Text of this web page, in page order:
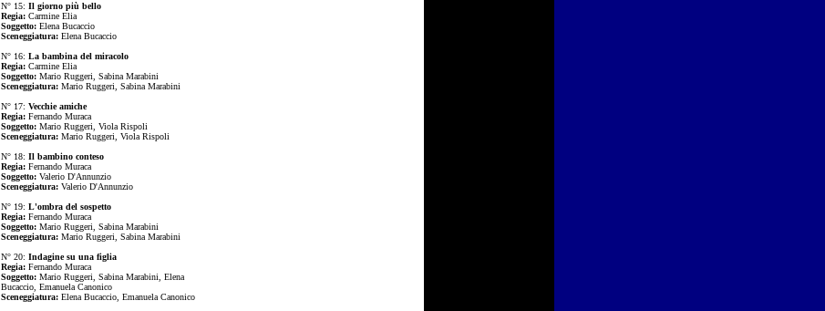
N° 15: Il giorno più bello
Regia: Carmine Elia
Soggetto: Elena Bucaccio
Sceneggiatura: Elena Bucaccio
N° 16: La bambina del miracolo
Regia: Carmine Elia
Soggetto: Mario Ruggeri, Sabina Marabini
Sceneggiatura: Mario Ruggeri, Sabina Marabini
N° 17: Vecchie amiche
Regia: Fernando Muraca
Soggetto: Mario Ruggeri, Viola Rispoli
Sceneggiatura: Mario Ruggeri, Viola Rispoli
N° 18: Il bambino conteso
Regia: Fernando Muraca
Soggetto: Valerio D'Annunzio
Sceneggiatura: Valerio D'Annunzio
N° 19: L'ombra del sospetto
Regia: Fernando Muraca
Soggetto: Mario Ruggeri, Sabina Marabini
Sceneggiatura: Mario Ruggeri, Sabina Marabini
N° 20: Indagine su una figlia
Regia: Fernando Muraca
Soggetto: Mario Ruggeri, Sabina Marabini, Elena
Bucaccio, Emanuela Canonico
Sceneggiatura: Elena Bucaccio, Emanuela Canonico